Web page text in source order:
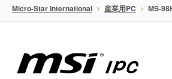
Micro-Star International
産業用PC MS-